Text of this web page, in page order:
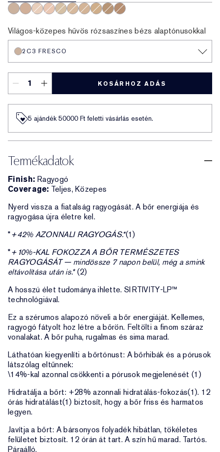
Világos-közepes hűvös rózsaszínes bézs alaptónusokkal
2C3 FRESCO
KOSÁRHOZ ADÁS
5 ajándék 50000​ Ft feletti vásárlás esetén.
Termékadatok
Finish: Ragyogó
Coverage: Teljes, Közepes
Nyerd vissza a fiatalság ragyogását. A bőr energiája és
ragyogása újra életre kel.
*+42% AZONNALI RAGYOGÁS.*(1)
*+10%-KAL FOKOZZA A BŐR TERMÉSZETES
RAGYOGÁSÁT — mindössze 7 napon belül, még a smink
eltávolítása után is.*(2)
A hosszú élet tudománya ihlette. SIRTIVITY-LP™
technológiával.
Ez a szérumos alapozó növeli a bőr energiáját. Kellemes,
ragyogó fátyolt hoz létre a bőrön. Feltölti a finom száraz
vonalakat. A bőr puha, rugalmas és sima marad.
Láthatóan kiegyenlíti a bőrtónust: A bőrhibák és a pórusok
látszólag eltűnnek:
\14%-kal azonnal csökkenti a pórusok megjelenését (1)
Hidratálja a bőrt: +28% azonnali hidratálás-fokozás(1). 12
órás hidratálást(1) biztosít, hogy a bőr friss és harmatos
legyen.
Javítja a bőrt: A bársonyos folyadék hibátlan, tökéletes
felületet biztosít. 12 órán át tart. A szín hű marad. Tartós.
Páraálló.